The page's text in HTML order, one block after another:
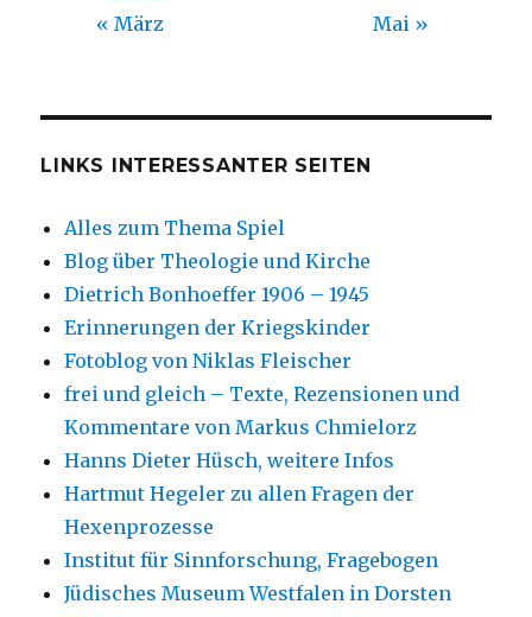
« März Mai »
LINKS INTERESSANTER SEITEN
Alles zum Thema Spiel
Blog über Theologie und Kirche
Dietrich Bonhoeffer 1906 – 1945
Erinnerungen der Kriegskinder
Fotoblog von Niklas Fleischer
frei und gleich – Texte, Rezensionen und
Kommentare von Markus Chmielorz
Hanns Dieter Hüsch, weitere Infos
Hartmut Hegeler zu allen Fragen der
Hexenprozesse
Institut für Sinnforschung, Fragebogen
Jüdisches Museum Westfalen in Dorsten